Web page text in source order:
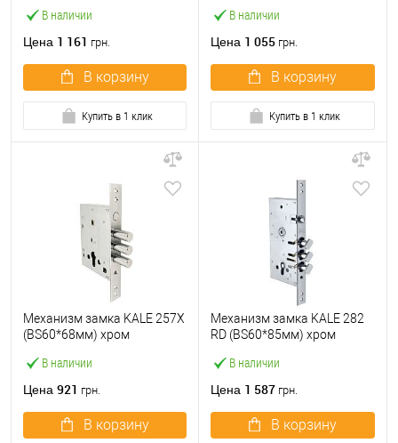
В наличии
Цена 1 161 грн.
В корзину
Купить в 1 клик
В наличии
Цена 1 055 грн.
В корзину
Купить в 1 клик
В наличии
Механизм замка KALE 257X
(BS60*68мм) хром
Цена 921 грн.
В корзину
В наличии
Механизм замка KALE 282
RD (BS60*85мм) хром
Цена 1 587 грн.
В корзину